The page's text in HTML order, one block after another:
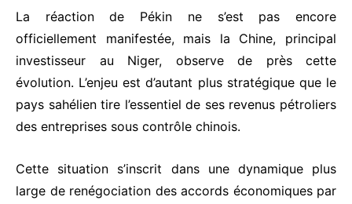
La réaction de Pékin ne s’est pas encore
officiellement manifestée, mais la Chine, principal
investisseur au Niger, observe de près cette
évolution. L’enjeu est d’autant plus stratégique que le
pays sahélien tire l’essentiel de ses revenus pétroliers
des entreprises sous contrôle chinois.
Cette situation s’inscrit dans une dynamique plus
large de renégociation des accords économiques par